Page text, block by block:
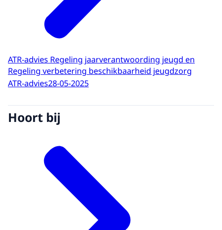
ATR-advies Regeling jaarverantwoording jeugd en
Regeling verbetering beschikbaarheid jeugdzorg
ATR-advies28-05-2025
Hoort bij